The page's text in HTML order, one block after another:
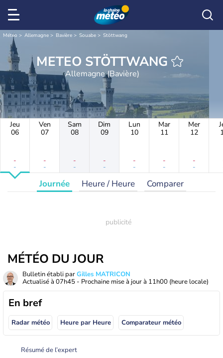
Météo Allemagne Bavière Souabe Stöttwang
METEO STÖTTWANG
Allemagne (Bavière)
Jeu
06
-
-
Ven
07
-
-
Sam
08
-
-
Dim
09
-
-
Lun
10
-
-
Mar
11
-
-
Mer
12
-
-
Journée Heure / Heure Comparer
MÉTÉO DU JOUR
Bulletin établi parGilles MATRICON
Actualisé à 07h45 - Prochaine mise à jour à 11h00 (heure locale)
En bref
Radar météo Heure par Heure Comparateur météo
Résumé de l’expert